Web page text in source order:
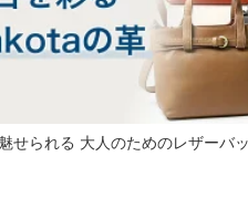
せられる 大人のためのレザーバ